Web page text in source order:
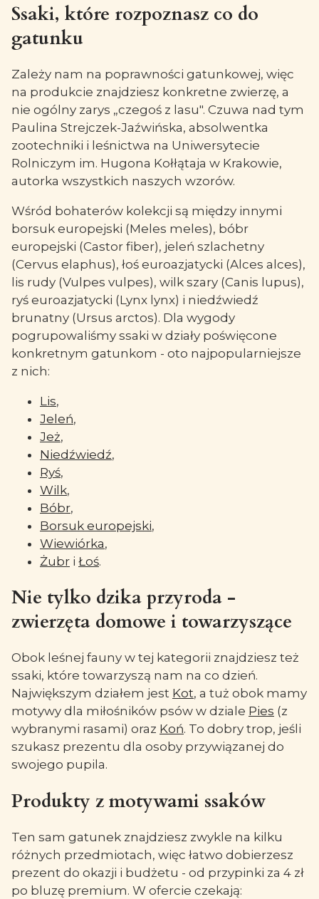
Ssaki, które rozpoznasz co do
gatunku
Zależy nam na poprawności gatunkowej, więc
na produkcie znajdziesz konkretne zwierzę, a
nie ogólny zarys „czegoś z lasu". Czuwa nad tym
Paulina Strejczek-Jaźwińska, absolwentka
zootechniki i leśnictwa na Uniwersytecie
Rolniczym im. Hugona Kołłątaja w Krakowie,
autorka wszystkich naszych wzorów.
Wśród bohaterów kolekcji są między innymi
borsuk europejski (Meles meles), bóbr
europejski (Castor fiber), jeleń szlachetny
(Cervus elaphus), łoś euroazjatycki (Alces alces),
lis rudy (Vulpes vulpes), wilk szary (Canis lupus),
ryś euroazjatycki (Lynx lynx) i niedźwiedź
brunatny (Ursus arctos). Dla wygody
pogrupowaliśmy ssaki w działy poświęcone
konkretnym gatunkom - oto najpopularniejsze
z nich:
Lis,
Jeleń,
Jeż,
Niedźwiedź,
Ryś,
Wilk,
Bóbr,
Borsuk europejski,
Wiewiórka,
Żubr i Łoś.
Nie tylko dzika przyroda -
zwierzęta domowe i towarzyszące
Obok leśnej fauny w tej kategorii znajdziesz też
ssaki, które towarzyszą nam na co dzień.
Największym działem jest Kot, a tuż obok mamy
motywy dla miłośników psów w dziale Pies (z
wybranymi rasami) oraz Koń. To dobry trop, jeśli
szukasz prezentu dla osoby przywiązanej do
swojego pupila.
Produkty z motywami ssaków
Ten sam gatunek znajdziesz zwykle na kilku
różnych przedmiotach, więc łatwo dobierzesz
prezent do okazji i budżetu - od przypinki za 4 zł
po bluzę premium. W ofercie czekają: